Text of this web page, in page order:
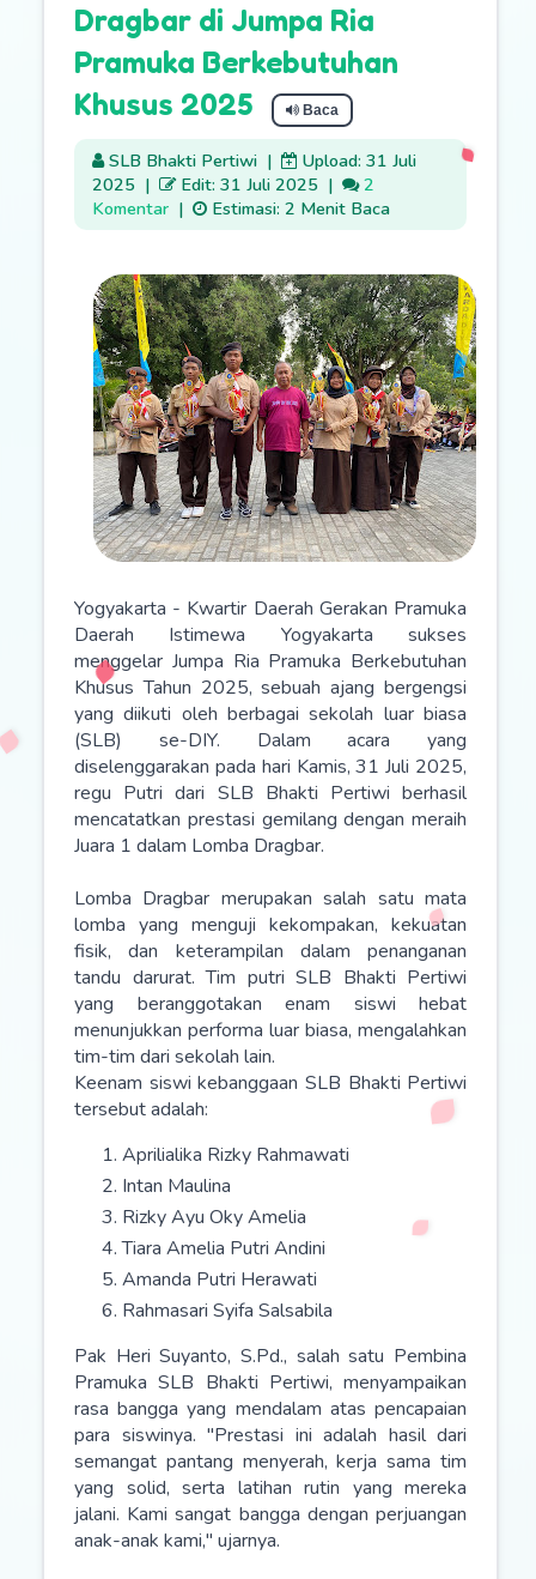
Dragbar di Jumpa Ria
Pramuka Berkebutuhan
Khusus 2025
Baca
SLB Bhakti Pertiwi |
Upload: 31 Juli
2025 | Edit: 31 Juli 2025 |
2
Komentar | Estimasi: 2 Menit Baca
Yogyakarta - Kwartir Daerah Gerakan Pramuka
Daerah Istimewa Yogyakarta sukses
menggelar Jumpa Ria Pramuka Berkebutuhan
Khusus Tahun 2025, sebuah ajang bergengsi
yang diikuti oleh berbagai sekolah luar biasa
(SLB) se-DIY. Dalam acara yang
diselenggarakan pada hari Kamis, 31 Juli 2025,
regu Putri dari SLB Bhakti Pertiwi berhasil
mencatatkan prestasi gemilang dengan meraih
Juara 1 dalam Lomba Dragbar.
Lomba Dragbar merupakan salah satu mata
lomba yang menguji kekompakan, kekuatan
fisik, dan keterampilan dalam penanganan
tandu darurat. Tim putri SLB Bhakti Pertiwi
yang beranggotakan enam siswi hebat
menunjukkan performa luar biasa, mengalahkan
tim-tim dari sekolah lain.
Keenam siswi kebanggaan SLB Bhakti Pertiwi
tersebut adalah:
Aprilialika Rizky Rahmawati
Intan Maulina
Rizky Ayu Oky Amelia
Tiara Amelia Putri Andini
Amanda Putri Herawati
Rahmasari Syifa Salsabila
Pak Heri Suyanto, S.Pd., salah satu Pembina
Pramuka SLB Bhakti Pertiwi, menyampaikan
rasa bangga yang mendalam atas pencapaian
para siswinya. "Prestasi ini adalah hasil dari
semangat pantang menyerah, kerja sama tim
yang solid, serta latihan rutin yang mereka
jalani. Kami sangat bangga dengan perjuangan
anak-anak kami," ujarnya.